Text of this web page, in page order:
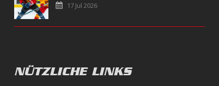
17 Jul 2026
NÜTZLICHE LINKS